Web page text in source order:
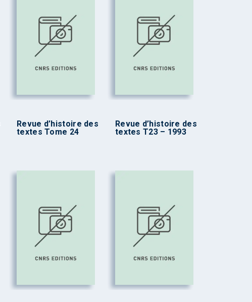
Revue d’histoire des
textes Tome 24
Revue d’histoire des
textes T23 – 1993